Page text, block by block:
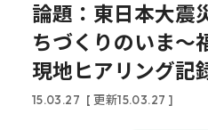
論題：東日本大震
ちづくりのいま～
現地ヒアリング記
15.03.27 [ 更新15.03.27 ]